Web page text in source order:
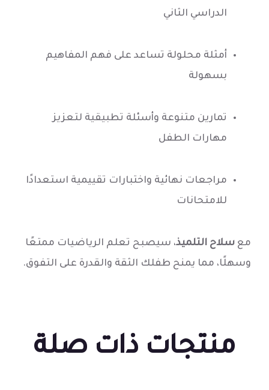
الدراسي الثاني
أمثلة محلولة تساعد على فهم المفاهيم
بسهولة
تمارين متنوعة وأسئلة تطبيقية لتعزيز
مهارات الطفل
مراجعات نهائية واختبارات تقييمية استعدادًا
للامتحانات
مع سلاح التلميذ، سيصبح تعلم الرياضيات ممتعًا
وسهلًا، مما يمنح طفلك الثقة والقدرة على التفوق.
منتجات ذات صلة